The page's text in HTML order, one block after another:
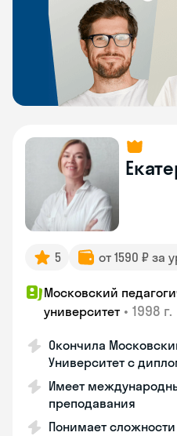
5 от 1590 ₽ за
Московский
университет • 1998 г.
Окончила
Университет с
Имеет
преподавания
Понимает сложности